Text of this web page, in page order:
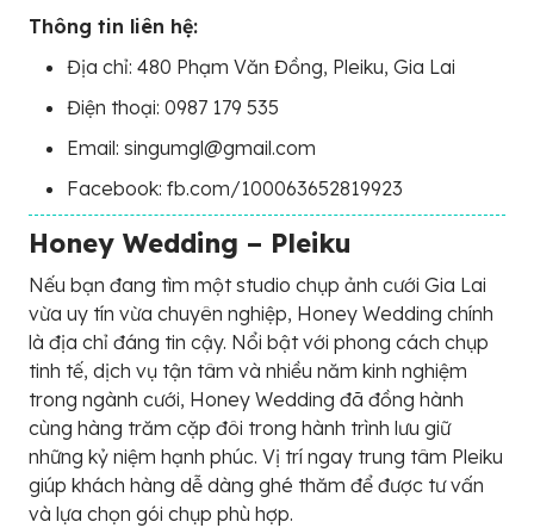
Thông tin liên hệ:
Địa chỉ: 480 Phạm Văn Đồng, Pleiku, Gia Lai
Điện thoại: 0987 179 535
Email: singumgl@gmail.com
Facebook: fb.com/100063652819923
Honey Wedding – Pleiku
Nếu bạn đang tìm một studio chụp ảnh cưới Gia Lai
vừa uy tín vừa chuyên nghiệp, Honey Wedding chính
là địa chỉ đáng tin cậy. Nổi bật với phong cách chụp
tinh tế, dịch vụ tận tâm và nhiều năm kinh nghiệm
trong ngành cưới, Honey Wedding đã đồng hành
cùng hàng trăm cặp đôi trong hành trình lưu giữ
những kỷ niệm hạnh phúc. Vị trí ngay trung tâm Pleiku
giúp khách hàng dễ dàng ghé thăm để được tư vấn
và lựa chọn gói chụp phù hợp.